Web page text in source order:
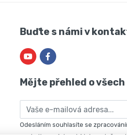
Buďte s námi v
Mějte přehled o
Email
Odesláním souhlasíte se
marketingových nabídek